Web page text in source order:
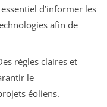
d’informer les
afin de
règles claires et
le
éoliens.